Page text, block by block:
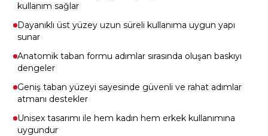
kullanım sağlar
Dayanıklı üst yüzey uzun süreli kullanıma uygun yapı
sunar
Anatomik taban formu adımlar sırasında oluşan baskıyı
dengeler
Geniş taban yüzeyi sayesinde güvenli ve rahat adımlar
atmanı destekler
Unisex tasarımı ile hem kadın hem erkek kullanımına
uygundur